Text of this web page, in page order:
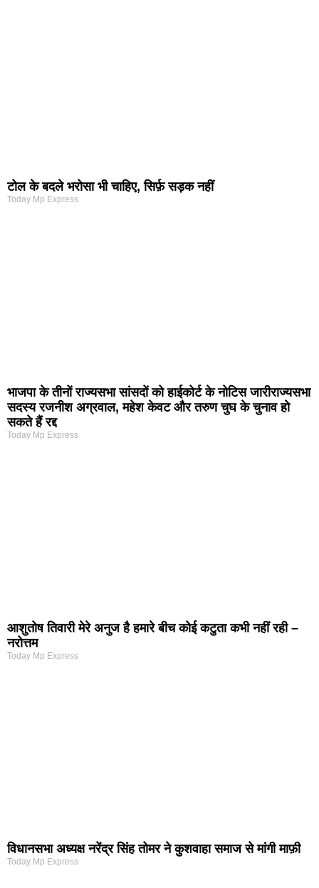
टोल के बदले भरोसा भी चाहिए, सिर्फ़ सड़क नहीं
Today Mp Express
भाजपा के तीनों राज्यसभा सांसदों को हाईकोर्ट के नोटिस जारीराज्यसभा
सदस्य रजनीश अग्रवाल, महेश केवट और तरुण चुघ के चुनाव हो
सकते हैं रद्द
Today Mp Express
आशुतोष तिवारी मेरे अनुज है हमारे बीच कोई कटुता कभी नहीं रही –
नरोत्तम
Today Mp Express
विधानसभा अध्यक्ष नरेंद्र सिंह तोमर ने कुशवाहा समाज से मांगी माफ़ी
Today Mp Express